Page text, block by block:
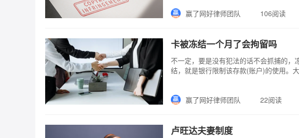
赢了网好律师团队
106阅读
卡被冻结一个月了会拘留吗
不一定，要是没有犯法的话不会抓捕的
结，就是银行限制该存款(账户)的使用。
赢了网好律师团队
22阅读
卢旺达夫妻制度